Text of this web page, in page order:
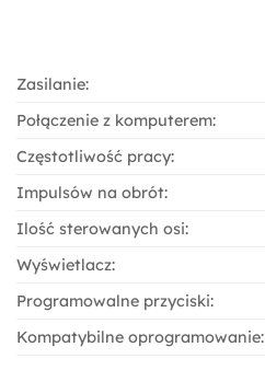
Zasilanie:
Połączenie z komputerem:
Częstotliwość pracy:
Impulsów na obrót:
Ilość sterowanych osi:
Wyświetlacz:
Programowalne przyciski:
Kompatybilne oprogramowanie: